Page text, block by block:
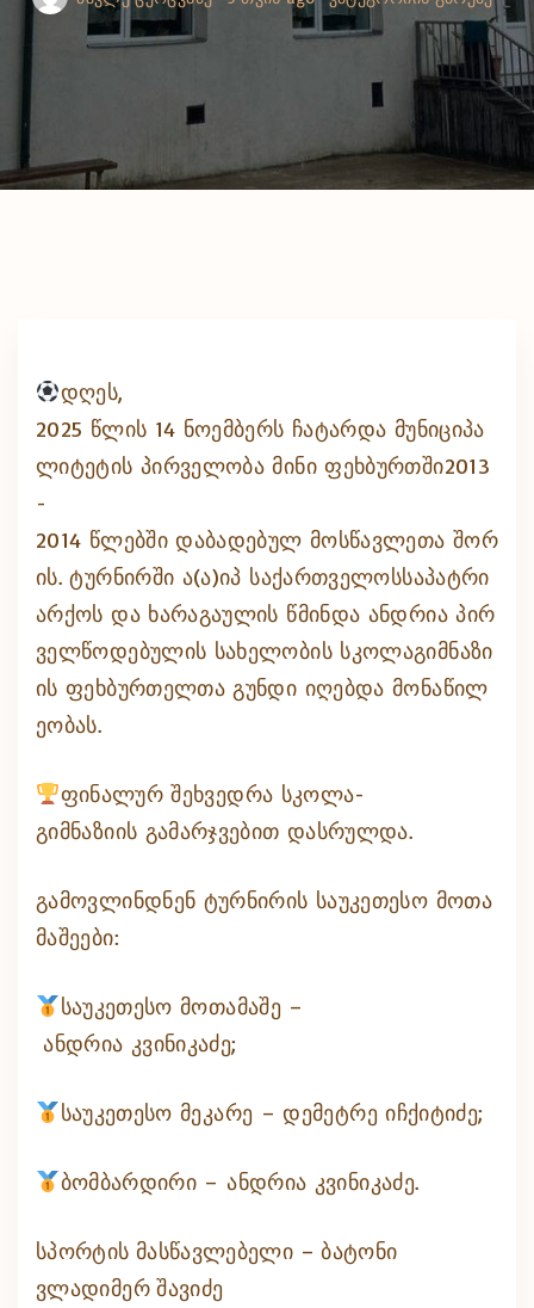
დღეს,
2025 წლის 14 ნოემბერს ჩატარდა მუნიციპა
ლიტეტის პირველობა მინი ფეხბურთში2013
-
2014 წლებში დაბადებულ მოსწავლეთა შორ
ის. ტურნირში ა(ა)იპ საქართველოსსაპატრი
არქოს და ხარაგაულის წმინდა ანდრია პირ
ველწოდებულის სახელობის სკოლაგიმნაზი
ის ფეხბურთელთა გუნდი იღებდა მონაწილ
ეობას.
ფინალურ შეხვედრა სკოლა-
გიმნაზიის გამარჯვებით დასრულდა.
გამოვლინდნენ ტურნირის საუკეთესო მოთა
მაშეები:
საუკეთესო მოთამაშე –
ანდრია კვინიკაძე;
საუკეთესო მეკარე – დემეტრე იჩქიტიძე;
ბომბარდირი – ანდრია კვინიკაძე.
სპორტის მასწავლებელი – ბატონი
ვლადიმერ შავიძე